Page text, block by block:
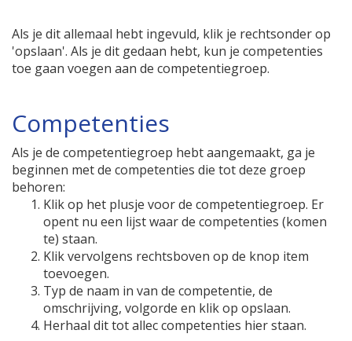
Als je dit allemaal hebt ingevuld, klik je rechtsonder op
'opslaan'. Als je dit gedaan hebt, kun je competenties
toe gaan voegen aan de competentiegroep.
Competenties
Als je de competentiegroep hebt aangemaakt, ga je
beginnen met de competenties die tot deze groep
behoren:
Klik op het plusje voor de competentiegroep. Er
opent nu een lijst waar de competenties (komen
te) staan.
Klik vervolgens rechtsboven op de knop item
toevoegen.
Typ de naam in van de competentie, de
omschrijving, volgorde en klik op opslaan.
Herhaal dit tot allec competenties hier staan.